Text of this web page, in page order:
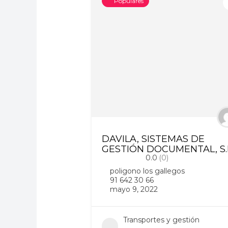
DAVILA, SISTEMAS DE
GESTIÓN DOCUMENTAL,
0.0 (0)
poligono los gallegos
91 642 30 66
mayo 9, 2022
Transportes y gestión